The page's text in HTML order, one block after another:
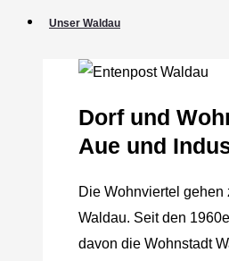
Unser Waldau
Dorf und
Aue und
Die Wohnviertel gehen
Waldau. Seit den
davon die Wohnstadt